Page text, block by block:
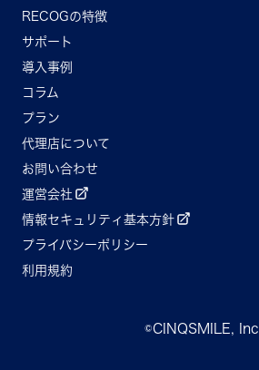
RECOGの特徴
サポート
導入事例
コラム
プラン
代理店について
お問い合わせ
運営会社
情報セキュリティ基本方針
プライバシーポリシー
利用規約
©CINQSMILE, Inc.